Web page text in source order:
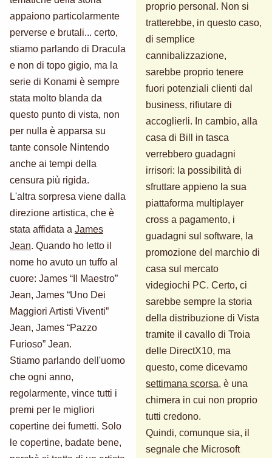
appaiono particolarmente
perverse e brutali... certo,
stiamo parlando di Dracula
e non di topo gigio, ma la
serie di Konami è sempre
stata molto blanda da
questo punto di vista, non
per nulla è apparsa su
tante console Nintendo
anche ai tempi della
censura più rigida.
L'altra sorpresa viene dalla
direzione artistica, che è
stata affidata a James
Jean. Quando ho letto il
nome ho avuto un tuffo al
cuore: James “Il Maestro”
Jean, James “Uno Dei
Maggiori Artisti Viventi”
Jean, James “Pazzo
Furioso” Jean.
Stiamo parlando dell'uomo
che ogni anno,
regolarmente, vince tutti i
premi per le migliori
copertine dei fumetti. Solo
le copertine, badate bene,
proprio personal. Non si
tratterebbe, in questo caso,
di semplice
cannibalizzazione,
sarebbe proprio tenere
fuori potenziali clienti dal
business, rifiutare di
accoglierli. In cambio, alla
casa di Bill in tasca
verrebbero guadagni
irrisori: la possibilità di
sfruttare appieno la sua
piattaforma multiplayer
cross a pagamento, i
guadagni sul software, la
promozione del marchio di
casa sul mercato
videgiochi PC. Certo, ci
sarebbe sempre la storia
della distribuzione di Vista
tramite il cavallo di Troia
delle DirectX10, ma
questo, come dicevamo
settimana scorsa, è una
chimera in cui non proprio
tutti credono.
Quindi, comunque sia, il
segnale che Microsoft